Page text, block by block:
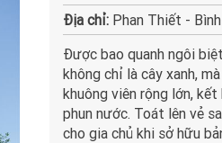
Địa chỉ: Phan Thiết -
Được bao quanh ngôi
không chỉ là cây xanh,
khuông viên rộng lớn, kết
phun nước. Toát lên vẻ
cho gia chủ khi sở hữu